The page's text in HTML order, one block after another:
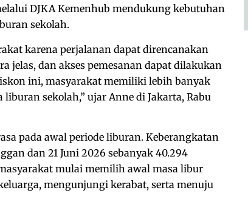
DJKA Kemenhub mendukung kebutuhan
sekolah.
karena perjalanan dapat direncanakan
jelas, dan akses pemesanan dapat dilakukan
ini, masyarakat memiliki lebih banyak
sekolah,” ujar Anne di Jakarta, Rabu
pada awal periode liburan. Keberangkatan
dan 21 Juni 2026 sebanyak 40.294
mulai memilih awal masa libur
mengunjungi kerabat, serta menuju